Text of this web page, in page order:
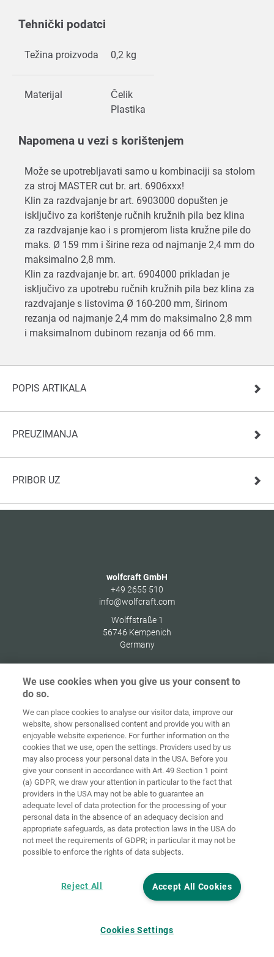
Tehnički podatci
Težina proizvoda 0,2 kg
Materijal
Čelik
Plastika
Napomena u vezi s korištenjem
Može se upotrebljavati samo u kombinaciji sa stolom
za stroj MASTER cut br. art. 6906xxx!
Klin za razdvajanje br art. 6903000 dopušten je
isključivo za korištenje ručnih kružnih pila bez klina
za razdvajanje kao i s promjerom lista kružne pile do
maks. Ø 159 mm i širine reza od najmanje 2,4 mm do
maksimalno 2,8 mm.
Klin za razdvajanje br. art. 6904000 prikladan je
isključivo za upotrebu ručnih kružnih pila bez klina za
razdvajanje s listovima Ø 160-200 mm, širinom
rezanja od najmanje 2,4 mm do maksimalno 2,8 mm
i maksimalnom dubinom rezanja od 66 mm.
POPIS ARTIKALA
PREUZIMANJA
PRIBOR UZ
wolfcraft GmbH
+49 2655 510
info@wolfcraft.com
Wolffstraße 1
56746 Kempenich
Germany
Početna Kontakt Impresum
Zaštita
podataka
Opći uvjeti
poslovanja
Smjernice za
kolačiće Prijava
Accessibility
Statement
Postavke za kolačiće
We use cookies when you give us your consent to
do so.
We can place cookies to analyse our visitor data, improve our
website, show personalised content and provide you with an
enjoyable website experience. For further information on the
cookies that we use, open the settings. Providers used by us
may also process your personal data in the USA. Before you
give your consent in accordance with Art. 49 Section 1 point
(a) GDPR, we draw your attention in particular to the fact that
providers in the USA may not be able to guarantee an
adequate level of data protection for the processing of your
personal data in the absence of an adequacy decision and
appropriate safeguards, as data protection laws in the USA do
not meet the requirements of GDPR; in particular it may not be
possible to enforce the rights of data subjects.
Accept All Cookies
Reject All
Cookies Settings